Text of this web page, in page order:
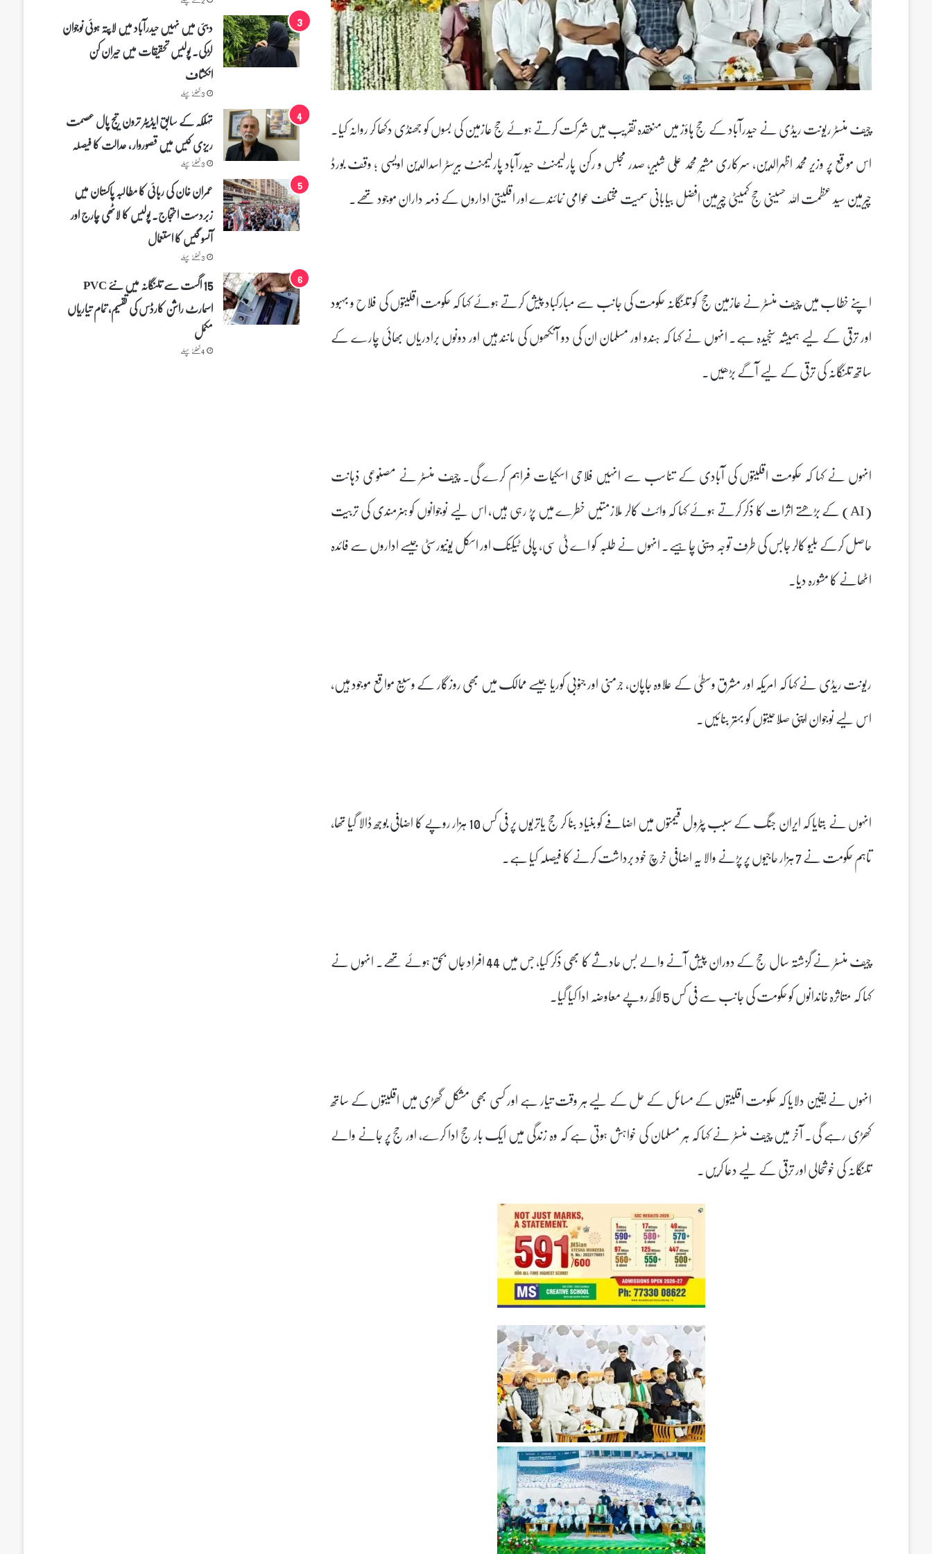
چیف منسٹر ریونت ریڈی نے حیدرآباد کے حج ہاؤز میں منعقدہ تقریب میں شرکت کرتے ہوئے حج عازمین کی بسوں کو جھنڈی دکھا کر روانہ کیا۔
اس موقع پر وزیر محمد اظہرالدین، سرکاری مشیر محمد علی شبیر، صدر مجلس و رکن پارلیمنٹ حیدرآباد پارلیمنٹ بیرسٹر اسدالدین اویسی ؛ وقف بورڈ
چیرمین سید عظمت اللہ حسینی حج کمیٹی چیرمین افضل بیابانی سمیت مختلف عوامی نمائندے اور اقلیتی اداروں کے ذمہ داران موجود تھے۔
اپنے خطاب میں چیف منسٹر نے عازمین حج کو تلنگانہ حکومت کی جانب سے مبارکباد پیش کرتے ہوئے کہا کہ حکومت اقلیتوں کی فلاح و بہبود
اور ترقی کے لیے ہمیشہ سنجیدہ ہے۔ انہوں نے کہا کہ ہندو اور مسلمان ان کی دو آنکھوں کی مانند ہیں اور دونوں برادریاں بھائی چارے کے
ساتھ تلنگانہ کی ترقی کے لیے آگے بڑھیں۔
انہوں نے کہا کہ حکومت اقلیتوں کی آبادی کے تناسب سے انہیں فلاحی اسکیمات فراہم کرے گی۔ چیف منسٹر نے مصنوعی ذہانت
(AI) کے بڑھتے اثرات کا ذکر کرتے ہوئے کہا کہ وائٹ کالر ملازمتیں خطرے میں پڑ رہی ہیں، اس لیے نوجوانوں کو ہنرمندی کی تربیت
حاصل کرکے بلیو کالر جابس کی طرف توجہ دینی چاہیے۔ انہوں نے طلبہ کو اے ٹی سی، پالی ٹیکنک اور اسکل یونیورسٹی جیسے اداروں سے فائدہ
اٹھانے کا مشورہ دیا۔
ریونت ریڈی نے کہا کہ امریکہ اور مشرق وسطیٰ کے علاوہ جاپان، جرمنی اور جنوبی کوریا جیسے ممالک میں بھی روزگار کے وسیع مواقع موجود ہیں،
اس لیے نوجوان اپنی صلاحیتوں کو بہتر بنائیں۔
انہوں نے بتایا کہ ایران جنگ کے سبب پٹرول قیمتوں میں اضافے کو بنیاد بنا کر حج یاتریوں پر فی کس 10 ہزار روپے کا اضافی بوجھ ڈالا گیا تھا،
تاہم حکومت نے 7 ہزار حاجیوں پر پڑنے والا یہ اضافی خرچ خود برداشت کرنے کا فیصلہ کیا ہے۔
چیف منسٹر نے گزشتہ سال حج کے دوران پیش آنے والے بس حادثے کا بھی ذکر کیا، جس میں 44 افراد جاں بحق ہوئے تھے۔ انہوں نے
کہا کہ متاثرہ خاندانوں کو حکومت کی جانب سے فی کس 5 لاکھ روپے معاوضہ ادا کیا گیا۔
انہوں نے یقین دلایا کہ حکومت اقلیتوں کے مسائل کے حل کے لیے ہر وقت تیار ہے اور کسی بھی مشکل گھڑی میں اقلیتوں کے ساتھ
کھڑی رہے گی۔ آخر میں چیف منسٹر نے کہا کہ ہر مسلمان کی خواہش ہوتی ہے کہ وہ زندگی میں ایک بار حج ادا کرے، اور حج پر جانے والے
تلنگانہ کی خوشحالی اور ترقی کے لیے دعا کریں۔
دبئی میں نہیں حیدرآباد میں لاپتہ ہوئی نوجوان
لڑکی۔ پولیس تحقیقات میں حیران کن
انکشاف
3 گھنٹے پہلے
تہلکہ کے سابق ایڈیٹر ترون تیج پال عصمت
ریزی کیس میں قصوروار ، عدالت کا فیصلہ
3 گھنٹے پہلے
عمران خان کی رہائی کا مطالبہ پاکستان میں
زبردست احتجاج۔ پولیس کا لاٹھی چارج اور
آنسو گیس کا استعمال
3 گھنٹے پہلے
15 اگست سے تلنگانہ میں نئے PVC
اسمارٹ راشن کارڈس کی تقسیم، تمام تیاریاں
مکمل
4 گھنٹے پہلے